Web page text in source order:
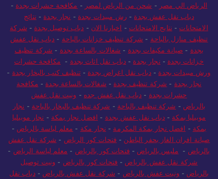
الرياض الي مصر - شحن من الرياض لمصر - مكافحة حشرات بجدة -
دباب نقل عفش بجدة - رش مبيدات بجدة - نجار بجدة - نتائج
الامتحانات - نتايج الامتحانات - اخبارنا الان - دباب توصيل بجدة - شركة
تنظيف منازل بالباحة - شركة تنظيف خزانات بالباحة - دباب نقل عفش
بجدة - صيانة مكيفات بجدة - شغالات بالساعة بجدة - شركة تنظيف
خزانات بجدة - نجار بجدة - دباب نقل اثاث بجدة - مكافحة حشرات
ورش مبيدات بجدة -دباب نقل اغراض بجدة -تنظيف كنب بالبخار بجدة -
نجار بجدة - شركة تنظيف بجدة - شغالات بالساعة بجدة - مكافحة
حشرات بجدة - دباب نقل عفش جده - ونيت نقل عفش
بالرياض - شركة تنظيف بالباحة - شركة تنظيف بالبخار بالباحة - نجار
موبيليا بمكة -دباب نقل عفش بجدة - افضل نجار بمكة - نجار موبيليا
بمكة - افضل نجار بمكة المكرمة - نجار مكة - معلم لياسة بالرياض -
صيانة افران الغاز بحفر الباطن - فتحات كور الرياض - شركة نقل عفش
بالرياض - مليس بالرياض - فتحات كور بالرياض - معلم لياسة الرياض -
شركة نقل عفش بالرياض - فتحات كور بالرياض - ونيت توصيل
بالرياض - ونيت عفش بالرياض - شركة نقل عفش بالرياض -دباب نقل